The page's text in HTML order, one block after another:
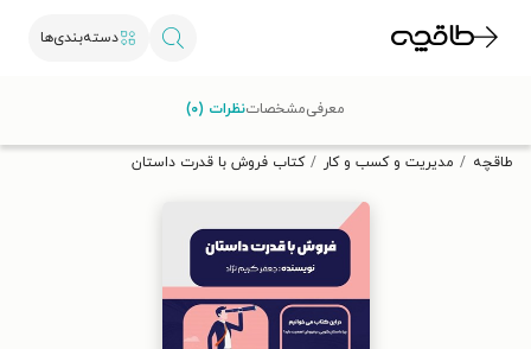
دسته‌بندی‌ها
تخفیف از طاقچه دریافت کن.
طاقچه مدیریت و کسب و کار کتاب فروش با قدرت داستان
معرفیمشخصاتنظرات (۰)